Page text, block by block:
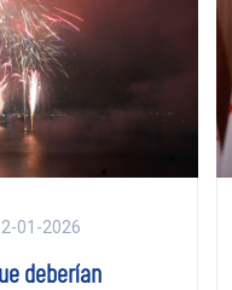
01-2026
deberían